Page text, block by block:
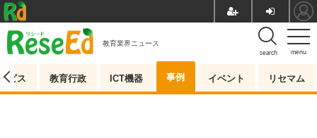
menu
search
教育業界ニュース
ビス 教育行政 ICT機器 事例 イベント リセマム